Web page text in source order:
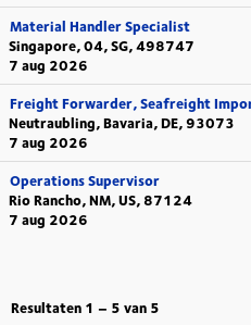
Material Handler Specialist
Singapore, 04, SG, 498747
7 aug 2026
Freight Forwarder, Seafreight
Neutraubling, Bavaria, DE, 93073
7 aug 2026
Operations Supervisor
Rio Rancho, NM, US, 87124
7 aug 2026
Resultaten 1 – 5 van 5